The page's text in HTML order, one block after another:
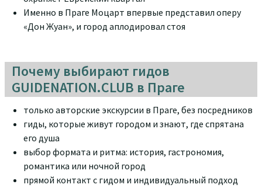
Именно в Праге Моцарт впервые представил оперу
«Дон Жуан», и город аплодировал стоя
Почему выбирают гидов
GUIDENATION.CLUB в Праге
только авторские экскурсии в Праге, без посредников
гиды, которые живут городом и знают, где спрятана
его душа
выбор формата и ритма: история, гастрономия,
романтика или ночной город
прямой контакт с гидом и индивидуальный подход